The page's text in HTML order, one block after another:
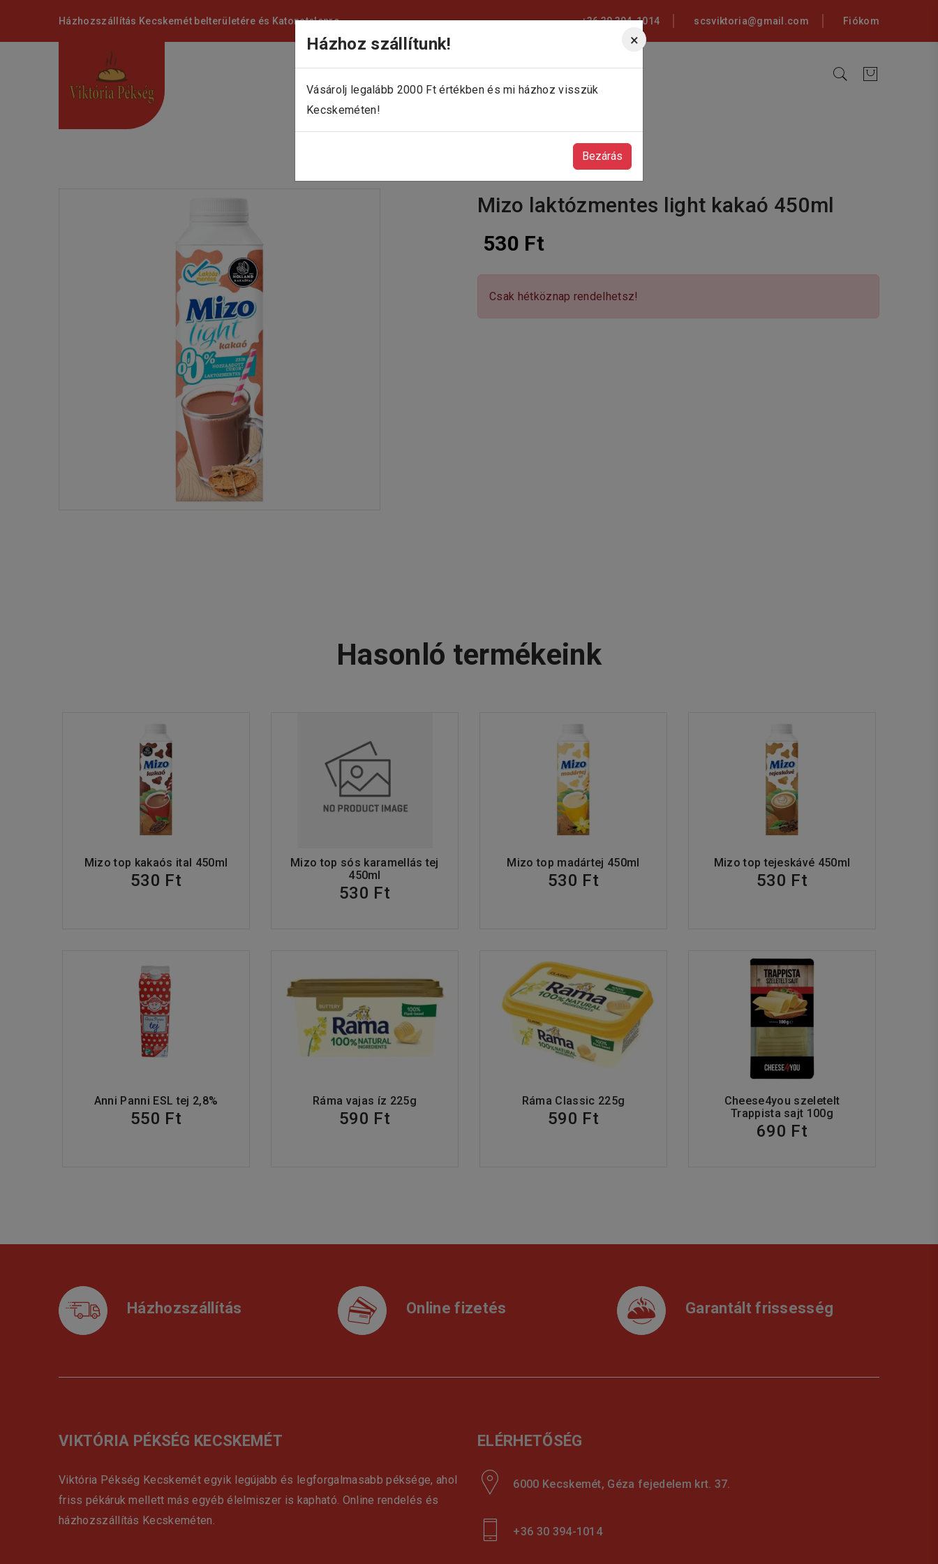
Házhoz szállítunk! ×
Vásárolj legalább 2000 Ft értékben és mi házhoz visszük
Kecskeméten!
Bezárás
Házhozszállítás Kecskemét belterületére és Katonatelepre +36 30 394-1014 scsviktoria@gmail.com Fiókom
Mizo laktózmentes light kakaó 450ml
530 Ft
Csak hétköznap rendelhetsz!
Hasonló termékeink
Mizo top kakaós ital 450ml
530 Ft
Mizo top sós karamellás tej
450ml
530 Ft
Mizo top madártej 450ml
530 Ft
Mizo top tejeskávé 450ml
530 Ft
Anni Panni ESL tej 2,8%
550 Ft
Ráma vajas íz 225g
590 Ft
Ráma Classic 225g
590 Ft
Cheese4you szeletelt
Trappista sajt 100g
690 Ft
Házhozszállítás Online fizetés Garantált frissesség
VIKTÓRIA PÉKSÉG KECSKEMÉT
Viktória Pékség Kecskemét egyik legújabb és legforgalmasabb péksége, ahol
friss pékáruk mellett más egyéb élelmiszer is kapható. Online rendelés és
házhozszállítás Kecskeméten.
ELÉRHETŐSÉG
6000 Kecskemét, Géza fejedelem krt. 37.
+36 30 394-1014